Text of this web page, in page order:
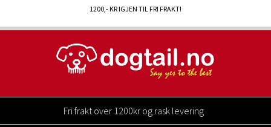
1200,- KR IGJEN TIL FRI FRAKT!
Fri frakt over 1200kr og rask levering